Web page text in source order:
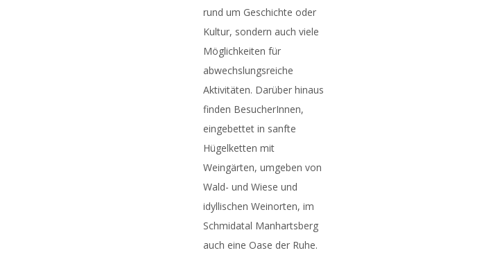
rund um Geschichte oder
Kultur, sondern auch viele
Möglichkeiten für
abwechslungsreiche
Aktivitäten. Darüber hinaus
finden BesucherInnen,
eingebettet in sanfte
Hügelketten mit
Weingärten, umgeben von
Wald- und Wiese und
idyllischen Weinorten, im
Schmidatal Manhartsberg
auch eine Oase der Ruhe.